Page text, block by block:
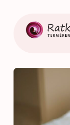
tartalomhoz